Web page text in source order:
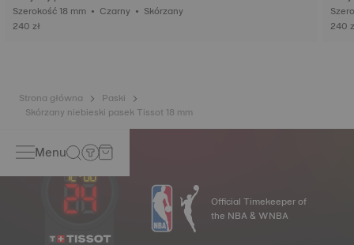
Szerokość 18 mm • Czarny • Skórzany
240 zł
240
Strona główna
Paski
Skórzany niebieski pasek Tissot 18 mm
Menu
Official Timekeeper of
the NBA & WNBA